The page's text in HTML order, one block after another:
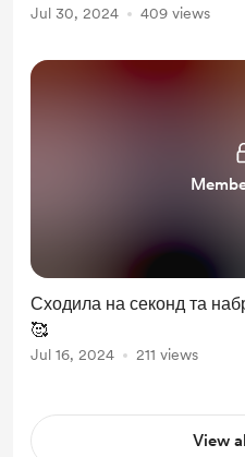
Jul 30, 2024 409 views
Сходила на секонд та
🥰
Jul 16, 2024 211 views
View